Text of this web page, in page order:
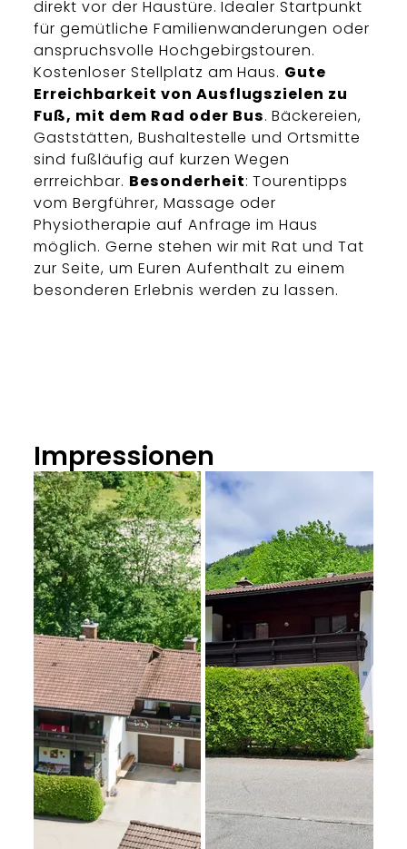
direkt vor der Haustüre. Idealer Startpunkt
für gemütliche Familienwanderungen oder
anspruchsvolle Hochgebirgstouren.
Kostenloser Stellplatz am Haus. Gute
Erreichbarkeit von Ausflugszielen zu
Fuß, mit dem Rad oder Bus. Bäckereien,
Gaststätten, Bushaltestelle und Ortsmitte
sind fußläufig auf kurzen Wegen
errreichbar. Besonderheit: Tourentipps
vom Bergführer, Massage oder
Physiotherapie auf Anfrage im Haus
möglich. Gerne stehen wir mit Rat und Tat
zur Seite, um Euren Aufenthalt zu einem
besonderen Erlebnis werden zu lassen.
Impressionen